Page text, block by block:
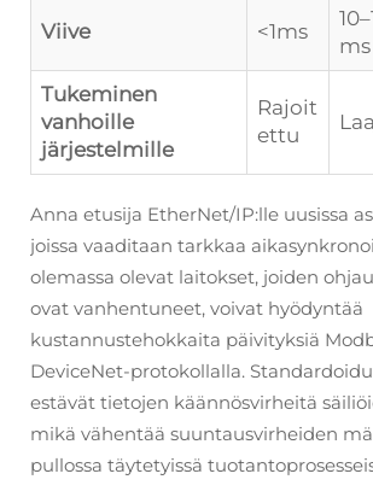
Viive <1ms
ms
Tukeminen
vanhoille
järjestelmille
Rajoit
ettu
Anna etusija EtherNet/IP:lle uusissa
joissa vaaditaan tarkkaa
olemassa olevat laitokset, joiden
ovat vanhentuneet, voivat hyödyntää
kustannustehokkaita päivityksiä
DeviceNet-protokollalla.
estävät tietojen käännösvirheitä
mikä vähentää suuntausvirheiden
pullossa täytetyissä